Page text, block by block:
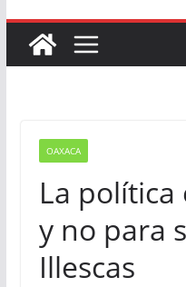
OAXACA
La
y no para
Illescas